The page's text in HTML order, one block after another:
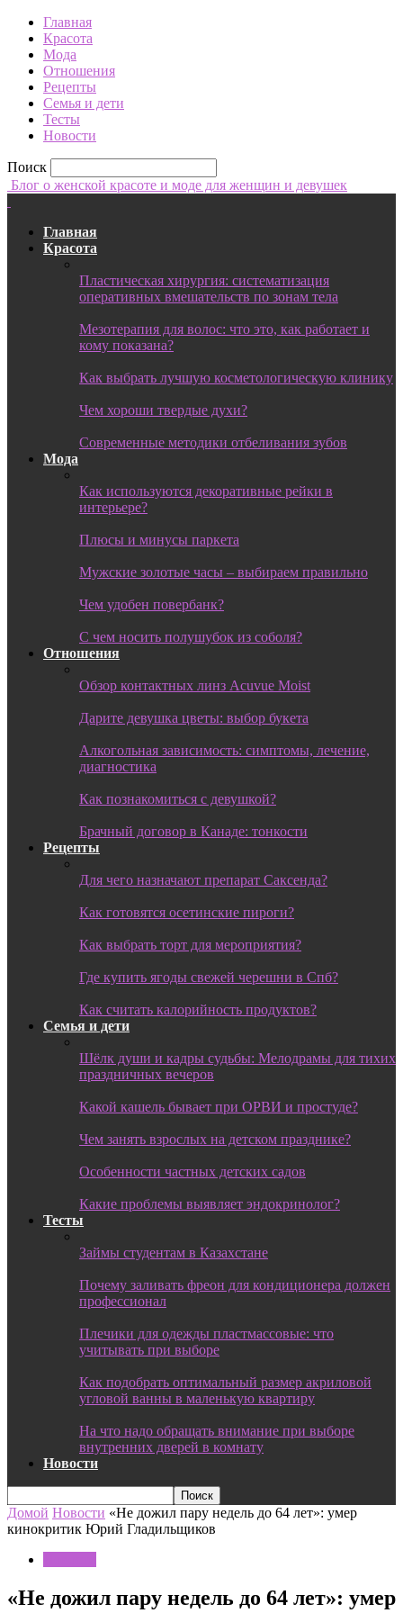
Главная
Красота
Мода
Отношения
Рецепты
Семья и дети
Тесты
Новости
Поиск
Блог о женской красоте и моде для женщин и девушек
Главная
Красота
Пластическая хирургия: систематизация
оперативных вмешательств по зонам тела
Мезотерапия для волос: что это, как работает и
кому показана?
Как выбрать лучшую косметологическую клинику
Чем хороши твердые духи?
Современные методики отбеливания зубов
Мода
Как используются декоративные рейки в
интерьере?
Плюсы и минусы паркета
Мужские золотые часы – выбираем правильно
Чем удобен повербанк?
С чем носить полушубок из соболя?
Отношения
Обзор контактных линз Acuvue Moist
Дарите девушка цветы: выбор букета
Алкогольная зависимость: симптомы, лечение,
диагностика
Как познакомиться с девушкой?
Брачный договор в Канаде: тонкости
Рецепты
Для чего назначают препарат Саксенда?
Как готовятся осетинские пироги?
Как выбрать торт для мероприятия?
Где купить ягоды свежей черешни в Спб?
Как считать калорийность продуктов?
Семья и дети
Шёлк души и кадры судьбы: Мелодрамы для тихих
праздничных вечеров
Какой кашель бывает при ОРВИ и простуде?
Чем занять взрослых на детском празднике?
Особенности частных детских садов
Какие проблемы выявляет эндокринолог?
Тесты
Займы студентам в Казахстане
Почему заливать фреон для кондиционера должен
профессионал
Плечики для одежды пластмассовые: что
учитывать при выборе
Как подобрать оптимальный размер акриловой
угловой ванны в маленькую квартиру
На что надо обращать внимание при выборе
внутренних дверей в комнату
Новости
Домой Новости «Не дожил пару недель до 64 лет»: умер
кинокритик Юрий Гладильщиков
«Не дожил пару недель до 64 лет»: умер